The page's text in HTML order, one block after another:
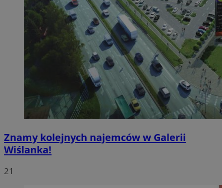
Znamy kolejnych najemców w Galerii
Wiślanka!
21